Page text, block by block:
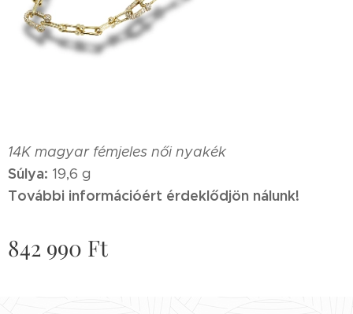
14K magyar fémjeles női nyakék
Súlya: 19,6 g
További információért érdeklődjön nálunk!
842 990 Ft